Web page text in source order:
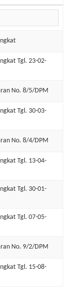
Tgl. 23-02-
No. 8/5/DPM
Tgl. 30-03-
No. 8/4/DPM
Tgl. 13-04-
Tgl. 30-01-
Tgl. 07-05-
No. 9/2/DPM
Tgl. 15-08-